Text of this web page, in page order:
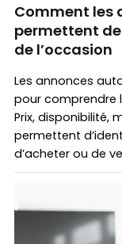
Comment les
permettent
de l’occasion
Les annonces
pour comprendre
Prix, disponibilité,
permettent
d’acheter ou de